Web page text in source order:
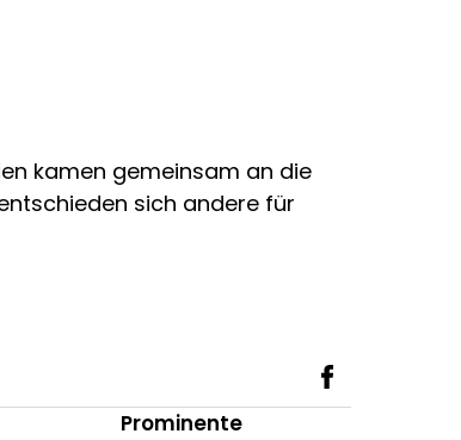
kamen gemeinsam an die
sich andere für
Prominente